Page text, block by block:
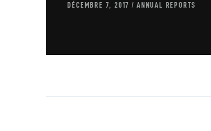
DÉCEMBRE 7, 2017 ANNUAL REPORTS